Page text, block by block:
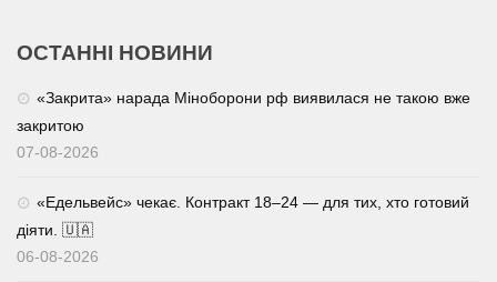
ОСТАННІ НОВИНИ
«Закрита» нарада Міноборони рф виявилася не такою вже
закритою
07-08-2026
«Едельвейс» чекає. Контракт 18–24 — для тих, хто готовий
діяти. 🇺🇦
06-08-2026